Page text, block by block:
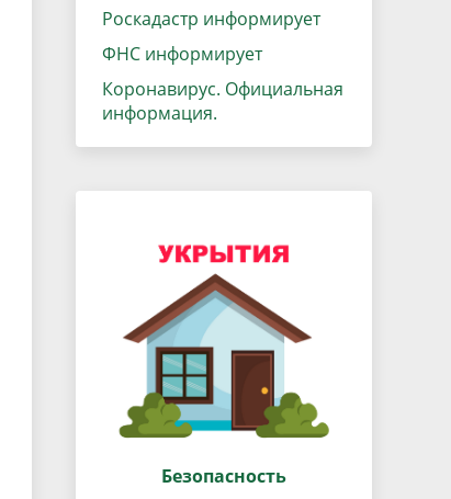
Роскадастр информирует
ФНС информирует
Коронавирус. Официальная
информация.
Безопасность